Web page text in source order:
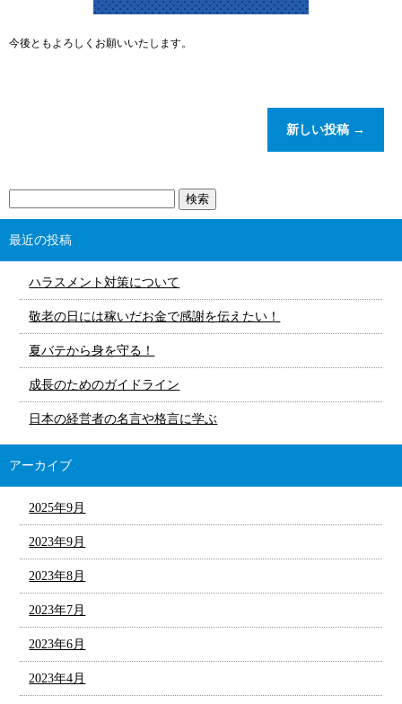
今後ともよろしくお願いいたします。
新しい投稿 →
最近の投稿
ハラスメント対策について
敬老の日には稼いだお金で感謝を伝えたい！
夏バテから身を守る！
成長のためのガイドライン
日本の経営者の名言や格言に学ぶ
アーカイブ
2025年9月
2023年9月
2023年8月
2023年7月
2023年6月
2023年4月